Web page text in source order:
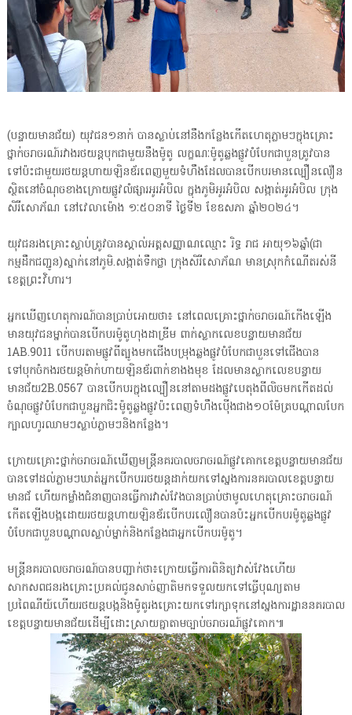
(បន្ទាយមានជ័យ) យុវជន១នាក់ បានស្លាប់នៅនឹងកន្លែងកើតហេតុភ្លាមៗក្នុងគ្រោះ
ថ្នាក់ចរាចរណ៍រវាងរថយន្តបុកជាមួយនឹងម៉ូតូ លក្ខណៈម៉ូតូឆ្លងផ្លូវបំបែកជាបួនត្រូវបាន
ទៅប៉ះជាមួយរថយន្តហាយឡិនឌ័រពេញមួយទំហឹងដែលបានបើកបរមានល្បឿនលឿន
ស្ថិតនៅចំណុចខាងក្រោយផ្លូវលំផ្សារអូរអំបិល ក្នុងភូមិអូរអំបិល សង្កាត់អូរអំបិល ក្រុង
សិរីសោភ័ណ នៅវេលាម៉ោង ១ៈ៥០នាទី ថ្ងៃទី២ ខែឧសភា ឆ្នាំ២០២៤។
យុវជនរងគ្រោះស្លាប់ត្រូវបានស្គាល់អត្តសញ្ញាណឈ្មោះ រិទ្ធ រាជ អាយុ១៦ឆ្នាំ(ជា
កម្មដឹកជញ្ជូន)ស្នាក់នៅភូមិ.សង្កាត់ទឹកថ្លា ក្រុងសិរីសោភ័ណ មានស្រុកកំណើតរស់នី
ខេត្តព្រះវិហារ។
អ្នកឃើញហេតុការណ៍បានប្រាប់អោយថា៖ នៅពេលគ្រោះថ្នាក់ចរាចរណ៍កើងឡើង
មានយុវជនម្នាក់បានបើកបរម៉ូតូហុងដាឌ្រីម ពាក់ស្លាកលេខបន្ទាយមានជ័យ
1AB.9011 បើកបរតាមផ្លូវពីត្បូងមកជើងបម្រុងឆ្លងផ្លូវបំបែកជាបួនទៅជើងបាន
ទៅបុកចំកងរថយន្តម៉ាក់ហាយឡិនឌ័រពាក់ខាងងមុខ ដែលមានស្លាកលេខបន្ទាយ
មានជ័យ2B.0567 បានបើកបរក្នុងល្បឿននៅតាមដងផ្លូវបេតុងពីលិចមកកើតដល់
ចំណុចផ្លូវបំបែកជាបួនអ្នកជិះម៉ូតូឆ្លងផ្លូវប៉ះពេញទំហឹងប៉ើងជាង១០ម៉ែត្របណ្តាលបែក
ក្បាលហូរឈាមៗស្លាប់ភ្លាមៗនិងកន្លែង។
ក្រោយគ្រោះថ្នាក់ចរាចរណ៍ឃើញមន្ត្រីនគរបាលចរាចរណ៍ផ្លូវគោកខេត្តបន្ទាយមានជ័យ
បានទៅដល់ភ្លាមៗឃាត់អ្នកបើកបររថយន្តដាក់យកទៅស្នងការនគរបាលខេត្តបន្ទាយ
មានជ័ ហើយកម្លាំងជំនាញបានធ្វើការវាស់វែងបានប្រាប់ថាមូលហេតុគ្រោះចរាចរណ៍
កើតឡើងបង្កដោយរថយន្តហាយឡិនឌ័របើកបរលឿនបានប៉ះអ្នកបើកបរម៉ូតូឆ្លងផ្លូវ
បំបែកជាបួនបណ្តាលស្លាប់ម្នាក់និងកន្លែងជាអ្នកបើកបរម៉ូតូ។
មន្ត្រីនគរបាលចរាចរណ៍បានបញ្ជាក់ថា៖ក្រោយធ្វើការពិនិត្យវាស់វែងហើយ
សាកសពជនរងគ្រោះប្រគល់ជូនសាច់ញាតិមកទទួលយកទៅធ្វើបុណ្យតាម
ប្រពៃណីយ៍ហើយរថយន្តបង្កនិងម៉ូតូរងគ្រោះយកទៅរក្សាទុកនៅស្នងការដ្ឋាននគរបាល
ខេត្តបន្ទាយមានជ័យដើម្បីដោះស្រាយគ្នាតាមច្បាប់ចរាចរណ៍ផ្លូវគោក៕